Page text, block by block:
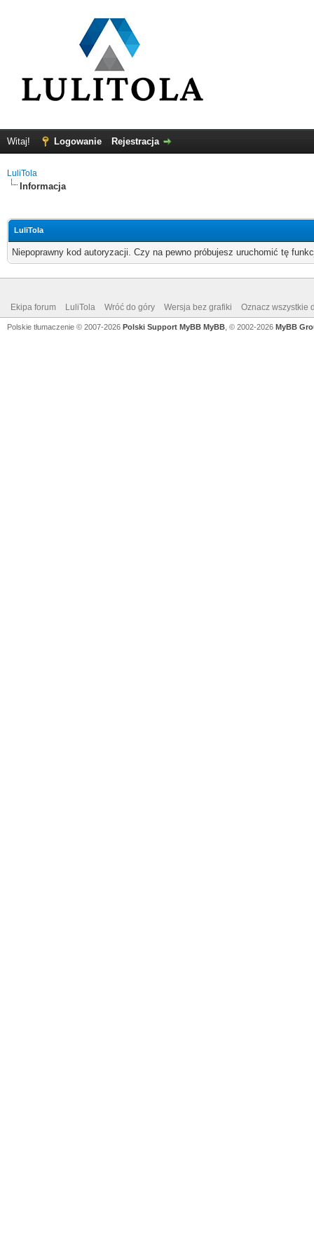
Witaj! Logowanie Rejestracja
LuliTola
Informacja
LuliTola
Niepoprawny kod autoryzacji. Czy na pewno próbujesz uruchomić tę
Ekipa forum LuliTola Wróć do góry Wersja bez grafiki Oznacz wszystkie
Polskie tłumaczenie © 2007-2026 Polski Support MyBB MyBB , © 2002-2026 MyBB